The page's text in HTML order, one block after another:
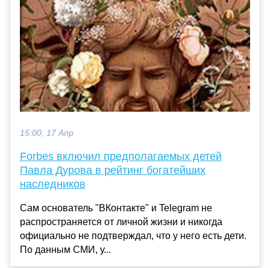
15:00, 17 Апр
Forbes включил предполагаемых детей
Павла Дурова в рейтинг богатейших
наследников
Сам основатель "ВКонтакте" и Telegram не
распространяется от личной жизни и никогда
официально не подтверждал, что у него есть дети.
По данным СМИ, у...